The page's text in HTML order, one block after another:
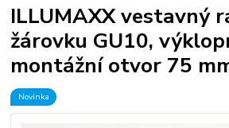
ILLUMAXX vestavný
žárovku GU10,
montážní otvor 75
Novinka